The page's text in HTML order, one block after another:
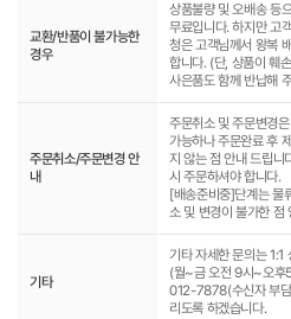
교환/반품이 불가능한
경우
상품불량 및 오배송 등
무료입니다. 하지만 고
청은 고객님께서 왕복
합니다. (단, 상품이 훼
사은품도 함께 반납해
주문취소/주문변경 안
내
주문취소 및 주문변경
가능하나 주문완료 후
지 않는 점 안내 드립니
시 주문하셔야 합니다.
[배송준비중]단계는 물
소 및 변경이 불가한 점
기타
기타 자세한 문의는 1:1
(월~금 오전 9시~오
012-7878(수신자 부담
리도록 하겠습니다.